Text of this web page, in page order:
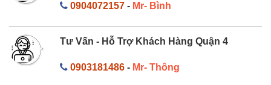
0904072157- Mr- Bình
Tư Vấn - Hỗ Trợ Khách Hàng Quận 4
0903181486- Mr- Thông